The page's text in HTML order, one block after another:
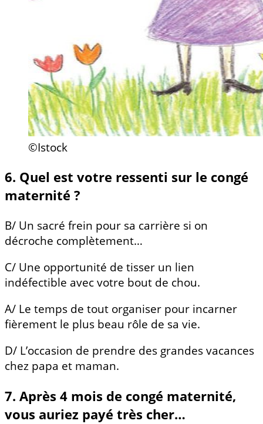
©Istock
6. Quel est votre ressenti sur le congé
maternité ?
B/ Un sacré frein pour sa carrière si on
décroche complètement…
C/ Une opportunité de tisser un lien
indéfectible avec votre bout de chou.
A/ Le temps de tout organiser pour incarner
fièrement le plus beau rôle de sa vie.
D/ L’occasion de prendre des grandes vacances
chez papa et maman.
7. Après 4 mois de congé maternité,
vous auriez payé très cher…